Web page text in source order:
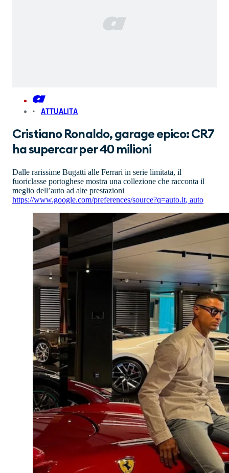
ATTUALITA
Cristiano Ronaldo, garage epico: CR7
ha supercar per 40 milioni
Dalle rarissime Bugatti alle Ferrari in serie limitata, il
fuoriclasse portoghese mostra una collezione che racconta il
meglio dell’auto ad alte prestazioni
https://www.google.com/preferences/source?q=auto.it, auto